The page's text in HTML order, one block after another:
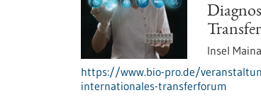
Insel
https://www.bio-pro.de/
internationales-transferforum